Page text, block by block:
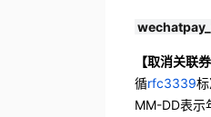
【取消关联
循rfc3339
MM-DD表示